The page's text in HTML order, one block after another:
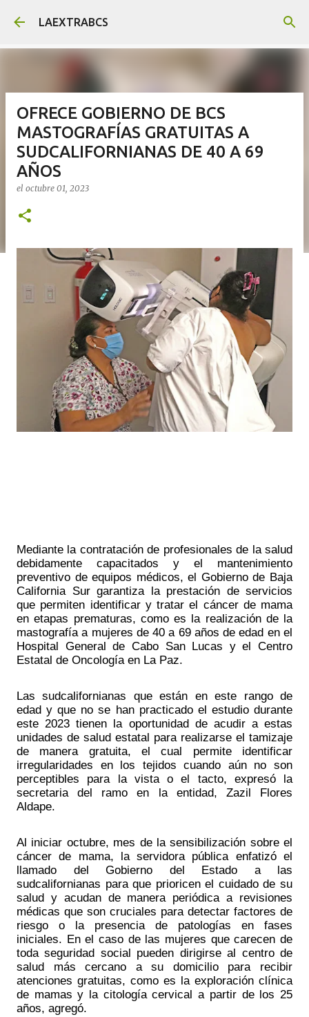
Ir al contenido principal
LAEXTRABCS
OFRECE GOBIERNO DE BCS
MASTOGRAFÍAS GRATUITAS A
SUDCALIFORNIANAS DE 40 A 69
AÑOS
el octubre 01, 2023
Mediante la contratación de profesionales de la salud
debidamente capacitados y el mantenimiento
preventivo de equipos médicos, el Gobierno de Baja
California Sur garantiza la prestación de servicios
que permiten identificar y tratar el cáncer de mama
en etapas prematuras, como es la realización de la
mastografía a mujeres de 40 a 69 años de edad en el
Hospital General de Cabo San Lucas y el Centro
Estatal de Oncología en La Paz.
Las sudcalifornianas que están en este rango de
edad y que no se han practicado el estudio durante
este 2023 tienen la oportunidad de acudir a estas
unidades de salud estatal para realizarse el tamizaje
de manera gratuita, el cual permite identificar
irregularidades en los tejidos cuando aún no son
perceptibles para la vista o el tacto, expresó la
secretaria del ramo en la entidad, Zazil Flores
Aldape.
Al iniciar octubre, mes de la sensibilización sobre el
cáncer de mama, la servidora pública enfatizó el
llamado del Gobierno del Estado a las
sudcalifornianas para que prioricen el cuidado de su
salud y acudan de manera periódica a revisiones
médicas que son cruciales para detectar factores de
riesgo o la presencia de patologías en fases
iniciales. En el caso de las mujeres que carecen de
toda seguridad social pueden dirigirse al centro de
salud más cercano a su domicilio para recibir
atenciones gratuitas, como es la exploración clínica
de mamas y la citología cervical a partir de los 25
años, agregó.